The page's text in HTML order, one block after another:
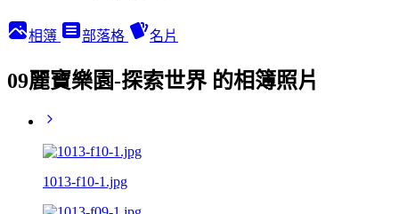
相簿 部落格 名片
09麗寶樂園-探索世界 的相簿照片
1013-f10-1.jpg